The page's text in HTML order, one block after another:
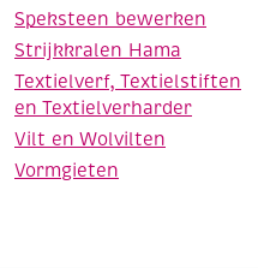
Speksteen bewerken
Strijkkralen Hama
Textielverf, Textielstiften
en Textielverharder
Vilt en Wolvilten
Vormgieten